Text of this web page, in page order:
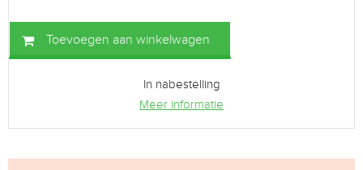
Toevoegen aan winkelwagen
In nabestelling
Meer informatie